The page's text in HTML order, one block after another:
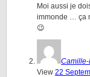
Moi aussi je
immonde … ça
😉
View 22